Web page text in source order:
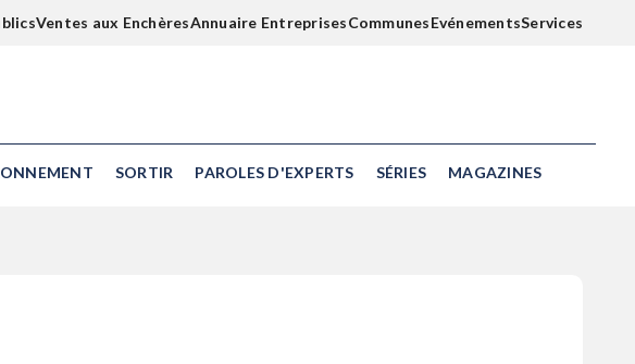
Ventes aux EnchèresAnnuaire EntreprisesCommunesEvénementsServices
SORTIR PAROLES D'EXPERTS SÉRIES MAGAZINES